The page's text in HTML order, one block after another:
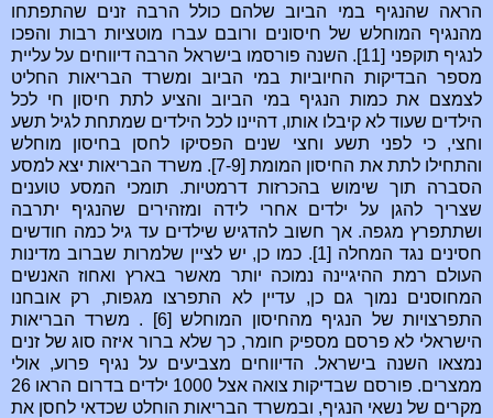
הראה שהנגיף במי הביוב שלהם כולל הרבה זנים שהתפתחו
מהנגיף המוחלש של חיסונים ורובם עברו מוטציות רבות והפכו
לנגיף תוקפני [11]. השנה פורסמו בישראל הרבה דיווחים על עליית
מספר הבדיקות החיוביות במי הביוב ומשרד הבריאות החליט
לצמצם את כמות הנגיף במי הביוב והציע לתת חיסון חי לכל
הילדים שעוד לא קיבלו אותו, דהיינו לכל הילדים שמתחת לגיל תשע
וחצי, כי לפני תשע וחצי שנים הפסיקו לחסן בחיסון מוחלש
והתחילו לתת את החיסון המומת [7-9]. משרד הבריאות יצא למסע
הסברה תוך שימוש בהכרזות דרמטיות. תומכי המסע טוענים
שצריך להגן על ילדים אחרי לידה ומזהירים שהנגיף יתרבה
ושתתפרץ מגפה. אך חשוב להדגיש שילדים עד גיל כמה חודשים
חסינים נגד המחלה [1]. כמו כן, יש לציין שלמרות שברוב מדינות
העולם רמת ההיגיינה נמוכה יותר מאשר בארץ ואחוז האנשים
המחוסנים נמוך גם כן, עדיין לא התפרצו מגפות, רק אובחנו
התפרצויות של הנגיף מהחיסון המוחלש [6] . משרד הבריאות
הישראלי לא פרסם מספיק חומר, כך שלא ברור איזה סוג של זנים
נמצאו השנה בישראל. הדיווחים מצביעים על נגיף פרוע, אולי
ממצרים. פורסם שבדיקות צואה אצל 1000 ילדים בדרום הראו 26
מקרים של נשאי הנגיף, ובמשרד הבריאות הוחלט שכדאי לחסן את